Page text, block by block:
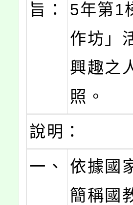
旨：
5年第1
作坊」
興趣之
照。
說明：
一、
依據國
簡稱國